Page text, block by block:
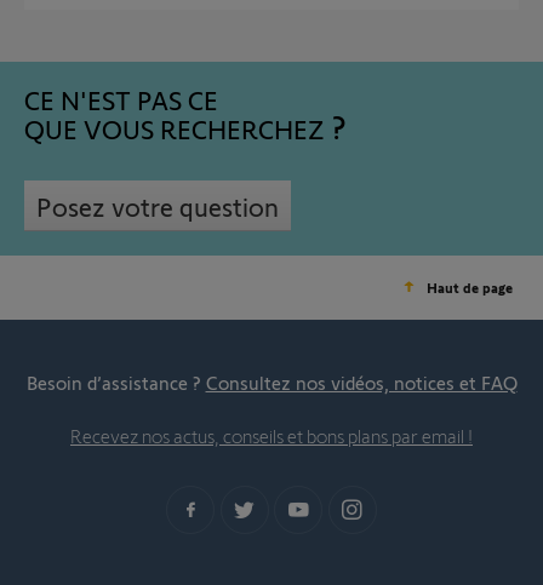
CE N'EST PAS CE
QUE VOUS RECHERCHEZ
Posez votre question
Haut de page
Besoin d’assistance ? Consultez nos vidéos, notices et FAQ
Recevez nos actus, conseils et bons plans par email !